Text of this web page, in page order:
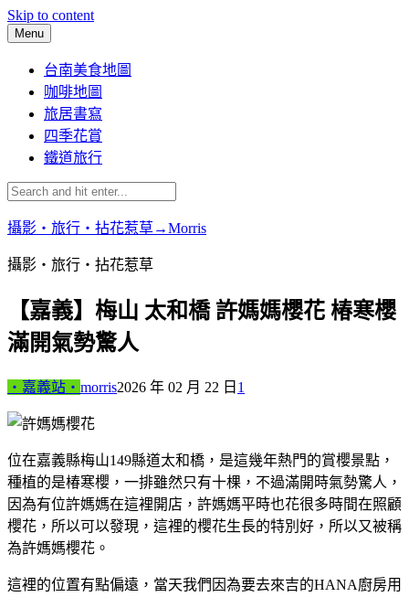
Skip to content
Menu
台南美食地圖
咖啡地圖
旅居書寫
四季花賞
鐵道旅行
攝影‧旅行‧拈花惹草→Morris
攝影‧旅行‧拈花惹草
【嘉義】梅山 太和橋 許媽媽櫻花 椿寒櫻
滿開氣勢驚人
‧嘉義站‧ morris2026 年 02 月 22 日 1
位在嘉義縣梅山149縣道太和橋，是這幾年熱門的賞櫻景點，
種植的是椿寒櫻，一排雖然只有十棵，不過滿開時氣勢驚人，
因為有位許媽媽在這裡開店，許媽媽平時也花很多時間在照顧
櫻花，所以可以發現，這裡的櫻花生長的特別好，所以又被稱
為許媽媽櫻花。
這裡的位置有點偏遠，當天我們因為要去來吉的HANA廚房用